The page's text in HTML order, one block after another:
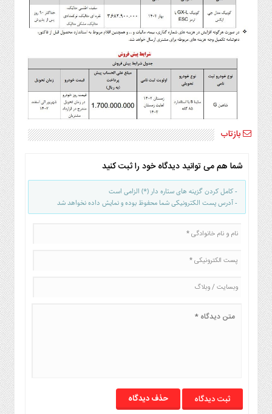
کشاورزی
و
صنایع
غذایی
و
بین
الملل
روز
بازتاب
شما هم می توانید دیدگاه خود را ثبت کنید
- کامل کردن گزینه های ستاره دار (*) الزامی است
- آدرس پست الکترونیکی شما محفوظ بوده و نمایش داده نخواهد شد
حذف دیدگاه